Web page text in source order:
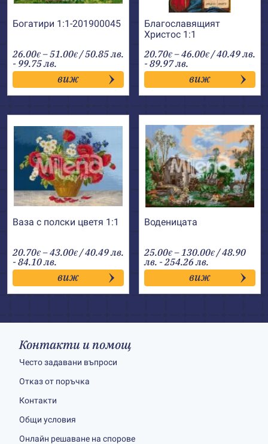
Богатири 1:1-201900045
26.00€ –51.00€Price
range:
26.00€
through
51.00€
/ 50.85 лв.
- 99.75 лв.
виж
Благославящият
Христос 1:1
20.70€ –46.00€Price
range:
20.70€
through
46.00€
/ 40.49 лв.
- 89.97 лв.
виж
Ваза с полски цветя 1:1
20.70€ –43.00€Price
range:
20.70€
through
43.00€
/ 40.49 лв.
- 84.10 лв.
виж
Воденицата
25.00€ –130.00€Price
range:
25.00€
through
130.00€
/ 48.90
лв. - 254.26 лв.
виж
Контакти и помощ
Често задавани въпроси
Отказ от поръчка
Контакти
Общи условия
Онлайн решаване на спорове